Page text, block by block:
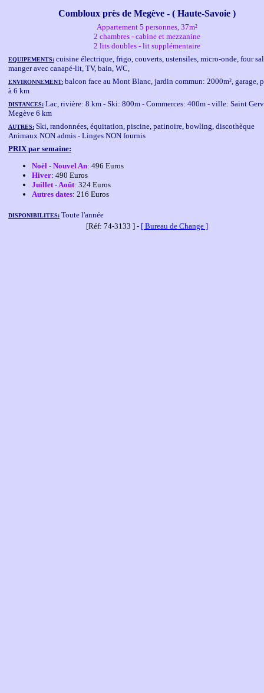
Combloux près de Megève - ( Haute-Savoie )
Appartement 5 personnes, 37m²
2 chambres - cabine et mezzanine
2 lits doubles - lit supplémentaire
EQUIPEMENTS: cuisine électrique, frigo, couverts, ustensiles, micro-onde, four
manger avec canapé-lit, TV, bain, WC,
ENVIRONNEMENT: balcon face au Mont Blanc, jardin commun: 2000m², garage,
à 6 km
DISTANCES: Lac, rivière: 8 km - Ski: 800m - Commerces: 400m - ville: Saint
Megève 6 km
AUTRES: Ski, randonnées, équitation, piscine, patinoire, bowling, discothèque
Animaux NON admis - Linges NON fournis
PRIX par semaine:
Noël - Nouvel An: 496 Euros
Hiver: 490 Euros
Juillet - Août: 324 Euros
Autres dates: 216 Euros
DISPONIBILITES: Toute l'année
[Réf: 74-3133 ] - [ Bureau de Change ]